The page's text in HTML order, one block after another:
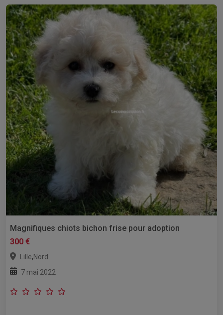
Magnifiques chiots bichon frise pour adoption
300 €
Lille,Nord
7 mai 2022